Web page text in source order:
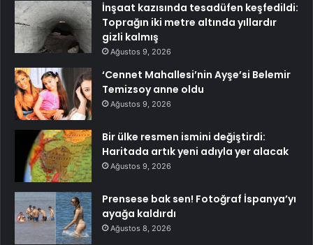
İnşaat kazısında tesadüfen keşfedildi:
Toprağın iki metre altında yıllardır
gizli kalmış
Ağustos 9, 2026
‘Cennet Mahallesi’nin Ayşe’si Belemir
Temizsoy anne oldu
Ağustos 9, 2026
Bir ülke resmen ismini değiştirdi:
Haritada artık yeni adıyla yer alacak
Ağustos 9, 2026
Prensese bak sen! Fotoğraf İspanya’yı
ayağa kaldırdı
Ağustos 8, 2026